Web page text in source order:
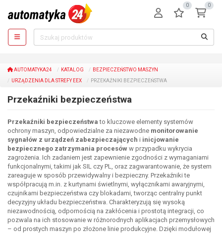
0 0
AUTOMATYKA24 KATALOG
BEZPIECZEŃSTWO MASZYN
URZĄDZENIA DLA STREFY EEX
PRZEKAŹNIKI BEZPIECZEŃSTWA
Przekaźniki bezpieczeństwa
Przekaźniki bezpieczeństwa to kluczowe elementy systemów
ochrony maszyn, odpowiedzialne za niezawodne monitorowanie
sygnałów z urządzeń zabezpieczających i inicjowanie
bezpiecznego zatrzymania procesów w przypadku wykrycia
zagrożenia. Ich zadaniem jest zapewnienie zgodności z wymaganiami
funkcjonalnymi, takimi jak SIL czy PL, oraz zagwarantowanie, że system
zareaguje w sposób przewidywalny i bezpieczny. Przekaźniki te
współpracują m.in. z kurtynami świetlnymi, wyłącznikami awaryjnymi,
czujnikami bezpieczeństwa czy blokadami, tworząc centralny punkt
decyzyjny układu bezpieczeństwa. Charakteryzują się wysoką
niezawodnością, odpornością na zakłócenia i prostotą integracji, co
pozwala na ich stosowanie w różnorodnych aplikacjach przemysłowych
– od prostych maszyn po złożone linie produkcyjne. Dzięki modułowej